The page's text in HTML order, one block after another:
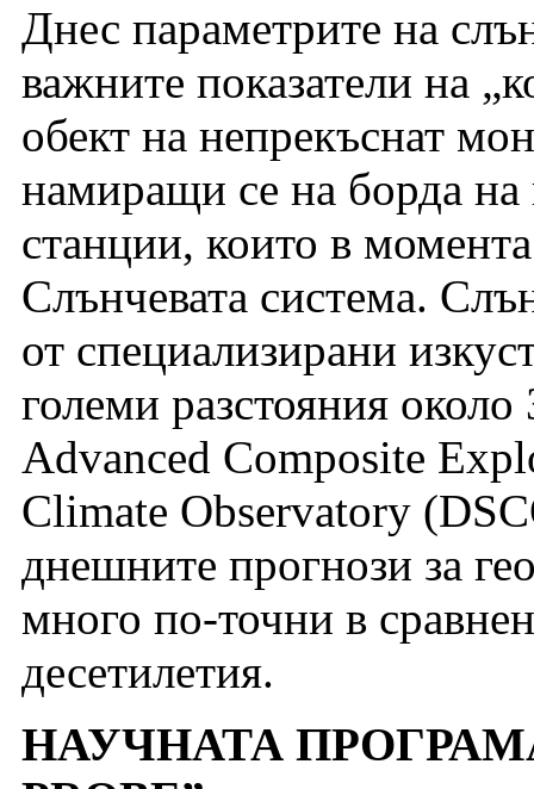
Днес параметрите на
важните показатели на
обект на непрекъснат
намиращи се на борда
станции, които в
Слънчевата система.
от специализирани
големи разстояния
Advanced Composite
Climate Observatory
днешните прогнози за
много по-точни в
десетилетия.
НАУЧНАТА ПРОГРАМА